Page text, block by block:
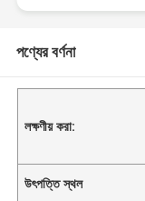
পণ্যের বর্ণনা
লক্ষণীয় করা:
উৎপত্তি স্থল